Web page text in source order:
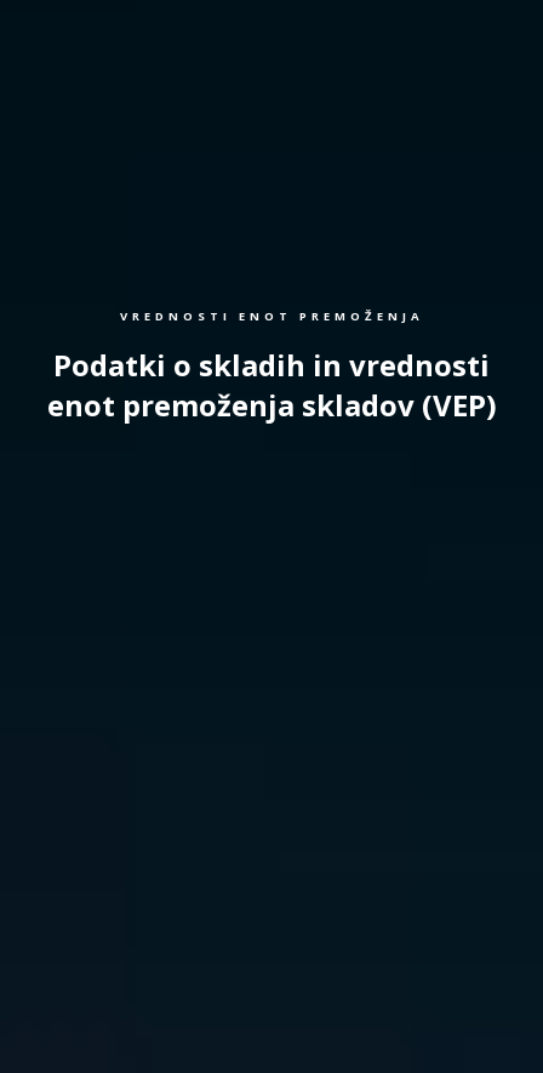
VREDNOSTI ENOT PREMOŽENJA
Podatki o skladih in vrednosti
enot premoženja skladov (VEP)